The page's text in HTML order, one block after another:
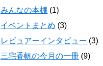
みんなの本棚 (1)
イベントまとめ (3)
レビュアーインタビュー (3)
三宅香帆の今月の一冊 (9)